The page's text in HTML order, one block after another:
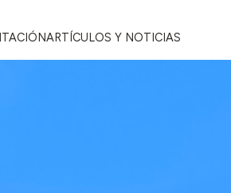
ARTÍCULOS Y NOTICIAS